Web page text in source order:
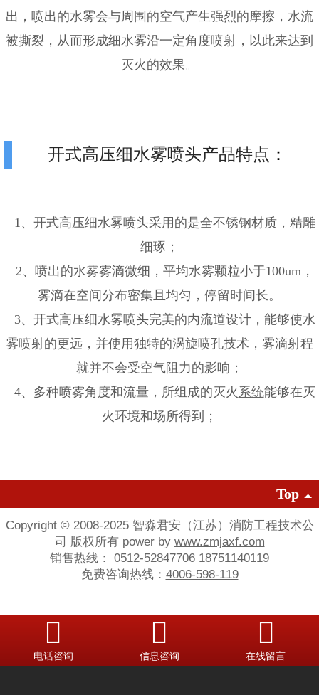
出，喷出的水雾会与周围的空气产生强烈的摩擦，水流
被撕裂，从而形成细水雾沿一定角度喷射，以此来达到
灭火的效果。
开式高压细水雾喷头产品特点 ：
1、开式高压细水雾喷头采用的是全不锈钢材质，精雕
细琢；
2、喷出的水雾雾滴微细，平均水雾颗粒小于100um，
雾滴在空间分布密集且均匀，停留时间长。
3、开式高压细水雾喷头完美的内流道设计，能够使水
雾喷射的更远，并使用独特的涡旋喷孔技术，雾滴射程
就并不会受空气阻力的影响；
4、多种喷雾角度和流量，所组成的灭火 系统能够在灭
火环境和场所得到；
Top
Copyright © 2008-2025 智淼君安（江苏）消防工程技术公
司 版权所有 power by www.zmjaxf.com
销售热线： 0512-52847706 18751140119
免费咨询热线： 4006-598-119
电话咨询 信息咨询 在线留言